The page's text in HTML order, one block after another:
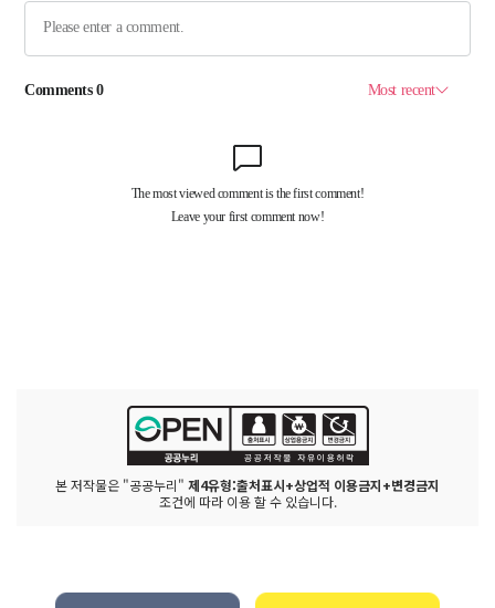
본 저작물은 "공공누리" 제4유형:출처표시+상업적 이용금지+변경금지
조건에 따라 이용 할 수 있습니다.